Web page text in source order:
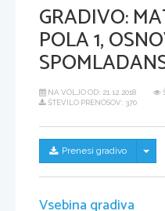
GRADIVO:
POLA 1,
NA VOLJO OD: 21.12.2018
ŠTEVILO PRENOSOV: 370
Prenesi gradivo
Vsebina gradiva